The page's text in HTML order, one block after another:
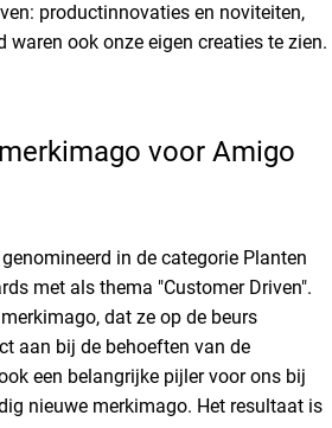
productinnovaties en noviteiten,
ook onze eigen creaties te zien.
voor Amigo
in de categorie Planten
met als thema "Customer Driven".
dat ze op de beurs
aan bij de behoeften van de
een belangrijke pijler voor ons bij
nieuwe merkimago. Het resultaat is